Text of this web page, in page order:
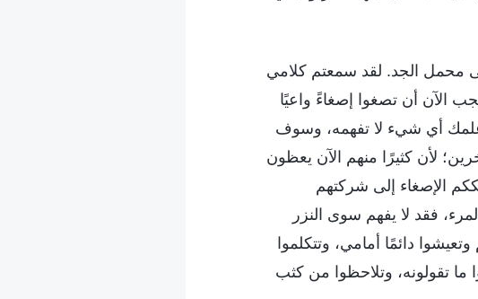
محمل الجد. لقد سمعتم كلامي
الآن أن تصغوا إصغاءً واعيًا
أي شيء لا تفهمه، وسوف
لأن كثيرًا منهم الآن يعظون
الإصغاء إلى شركتهم
فقد لا يفهم سوى النزر
دائمًا أمامي، وتتكلموا
تقولونه، وتلاحظوا من كثب